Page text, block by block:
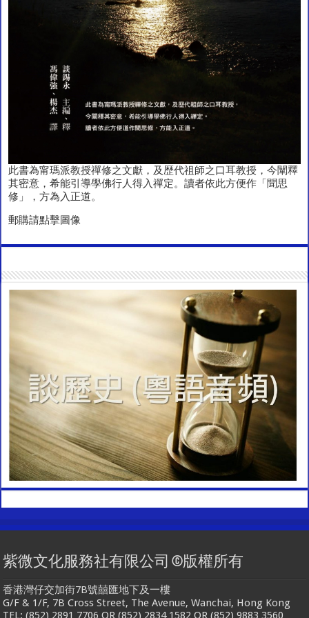
此書為甯瑪派教授禪修之文獻，及歴代祖師之口耳教授，今闡釋
其密意，希能引導學佛行人得入禪定。讀者依此方便作「聞思
修」，方為入正道。
郵購請點擊圖像
紫微文化服務社有限公司 ©版權所有
香港灣仔交加街7B號囍匯地下及一樓
G/F & 1/F, 7B Cross Street, The Avenue, Wanchai, Hong Kong
TEL: (852) 2891 7706 OR (852) 2834 1582 OR (852) 9883 3560